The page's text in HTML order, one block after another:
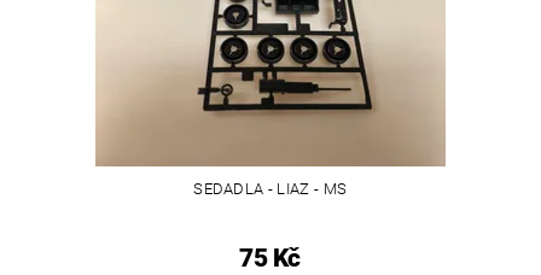
SEDADLA - LIAZ - MS
75 Kč